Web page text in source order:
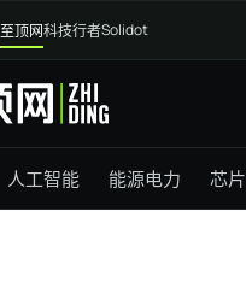
至顶网科技行者Solidot
人工智能 能源电力 芯片